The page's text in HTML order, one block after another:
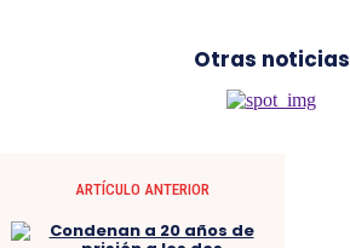
Otras noticias
ARTÍCULO ANTERIOR